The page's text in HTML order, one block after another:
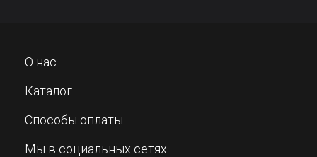
О нас
Каталог
Способы оплаты
Мы в социальных сетях